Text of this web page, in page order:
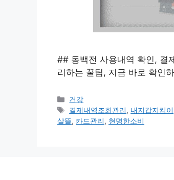
## 동백전 사용내역 확인, 결
리하는 꿀팁, 지금 바로 확인
카
테
고
건강
태
그
결제내역조회관리, 내지갑지킴이
살뜰, 카드관리, 현명한소비